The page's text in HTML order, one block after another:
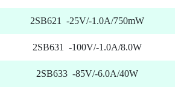
2SB621 -25V/-1.0A/750mW
2SB631 -100V/-1.0A/8.0W
2SB633 -85V/-6.0A/40W